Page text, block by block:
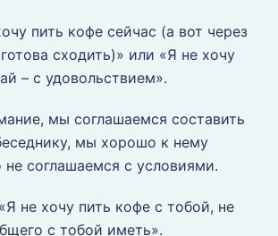
пить кофе сейчас (а вот через
сходить)» или «Я не хочу
– с удовольствием».
мы соглашаемся составить
мы хорошо к нему
не соглашаемся с условиями.
«Я не хочу пить кофе с тобой, не
с тобой иметь».